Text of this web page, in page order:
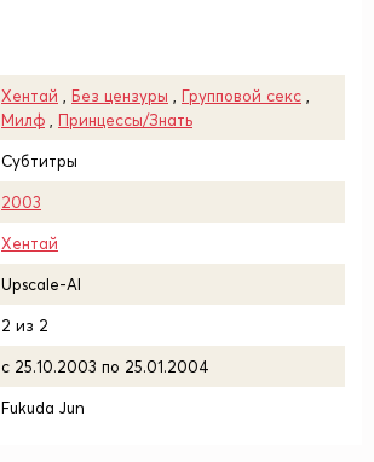
Хентай Без цензуры Групповой секс
Милф
Принцессы/Знать
Субтитры
2003
Хентай
Upscale-AI
2 из 2
с 25.10.2003 по 25.01.2004
Fukuda Jun